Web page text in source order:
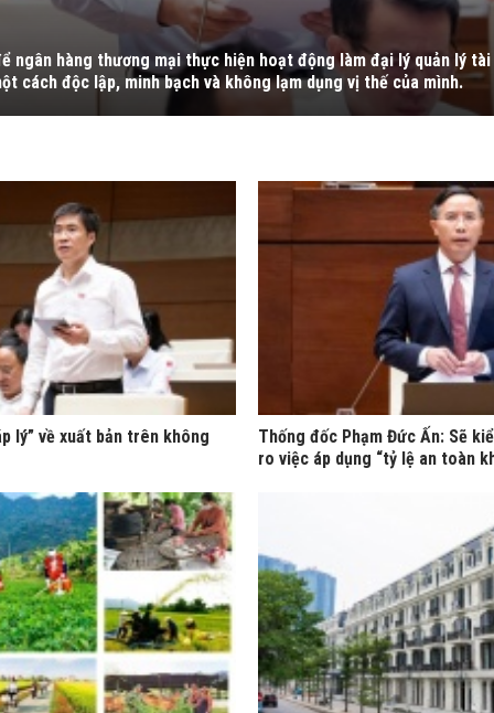
ngân hàng thương mại thực hiện hoạt động làm đại lý quản lý
cách độc lập, minh bạch và không lạm dụng vị thế của mình.
lý” về xuất bản trên không
Thống đốc Phạm Đức Ấn: Sẽ
ro việc áp dụng “tỷ lệ an toàn